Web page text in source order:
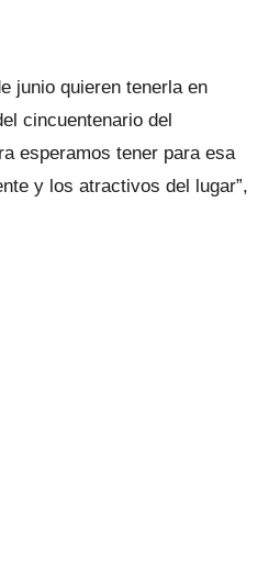
junio quieren tenerla en
cincuentenario del
esperamos tener para esa
y los atractivos del lugar”,